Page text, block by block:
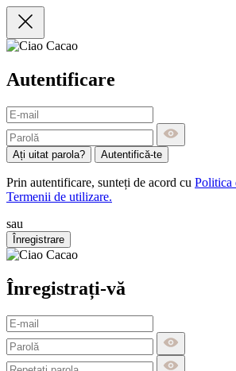
Autentificare
Ați uitat parola? Autentifică-te
Prin autentificare, sunteți de acord cu Politica
Termenii de utilizare.
sau
Înregistrare
Înregistrați-vă